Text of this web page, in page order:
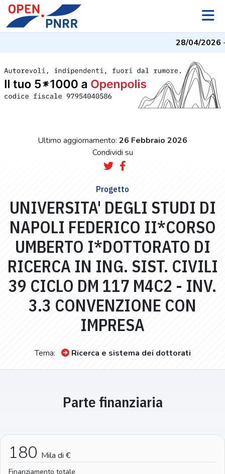
28/04/2026-
Ultimo aggiornamento: 26 Febbraio 2026
Condividi su
Progetto
UNIVERSITA' DEGLI STUDI DI
NAPOLI FEDERICO II*CORSO
UMBERTO I*DOTTORATO DI
RICERCA IN ING. SIST. CIVILI
39 CICLO DM 117 M4C2 - INV.
3.3 CONVENZIONE CON
IMPRESA
Tema: Ricerca e sistema dei dottorati
Parte finanziaria
180 Mila di €
Finanziamento totale